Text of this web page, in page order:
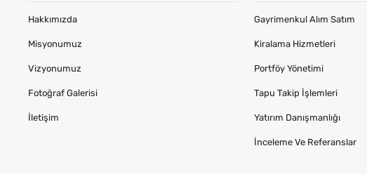
Hakkımızda
Misyonumuz
Vizyonumuz
Fotoğraf Galerisi
İletişim
Gayrimenkul Alım Satım
Kiralama Hizmetleri
Portföy Yönetimi
Tapu Takip İşlemleri
Yatırım Danışmanlığı
İnceleme Ve Referanslar